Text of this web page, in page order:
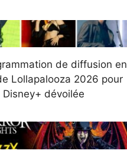
de diffusion en
Lollapalooza 2026 pour
Disney+ dévoilée